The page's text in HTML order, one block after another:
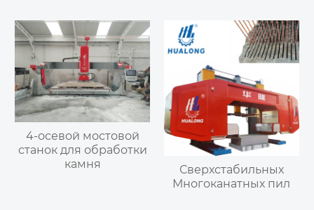
4-осевой мостовой
станок для обработки
камня
Сверхстабильных
Многоканатных пил